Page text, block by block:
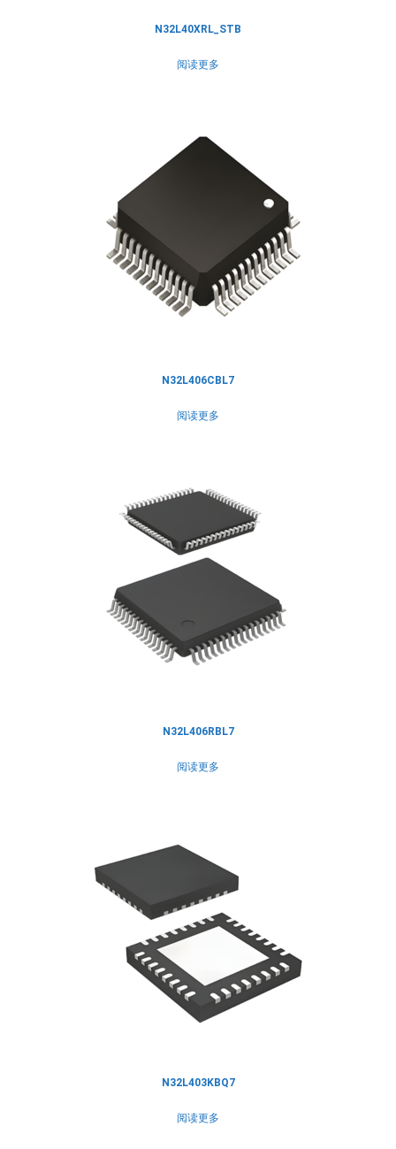
N32L40XRL_STB
阅读更多
N32L406CBL7
阅读更多
N32L406RBL7
阅读更多
N32L403KBQ7
阅读更多